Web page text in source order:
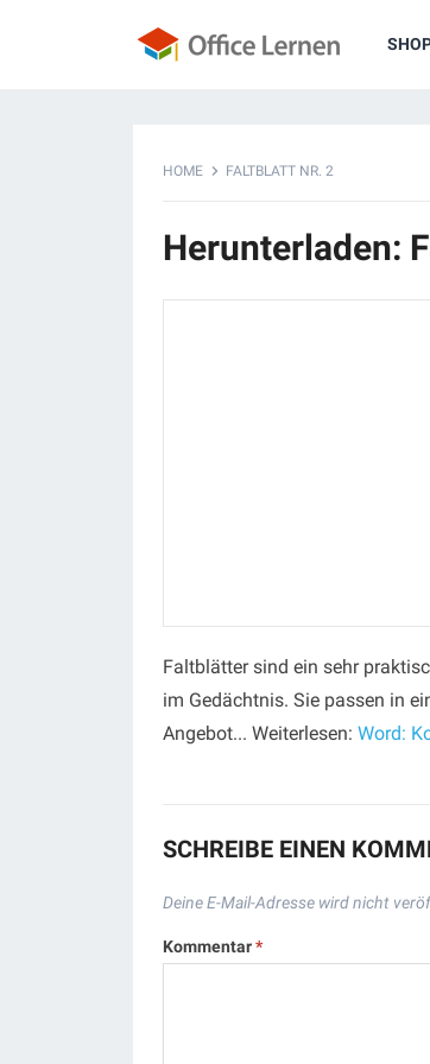
HOME FALTBLATT NR. 2
Herunterladen:
Faltblätter sind ein sehr
im Gedächtnis. Sie passen in
Angebot... Weiterlesen: Word:
SCHREIBE EINEN
Deine E-Mail-Adresse wird nicht
Kommentar*